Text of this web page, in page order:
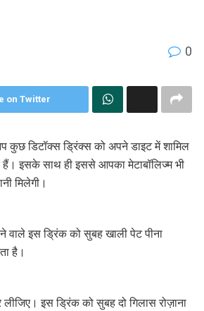
0
on Twitter
डिटॉक्स ड्रिंक्स को अपने डाइट में शामिल
इसके साथ ही इससे आपका मेटाबॉलिज्म भी
मिलेगी।
इस ड्रिंक को सुबह खाली पेट पीना
है।
इस ड्रिंक को सुबह दो गिलास रोज़ाना